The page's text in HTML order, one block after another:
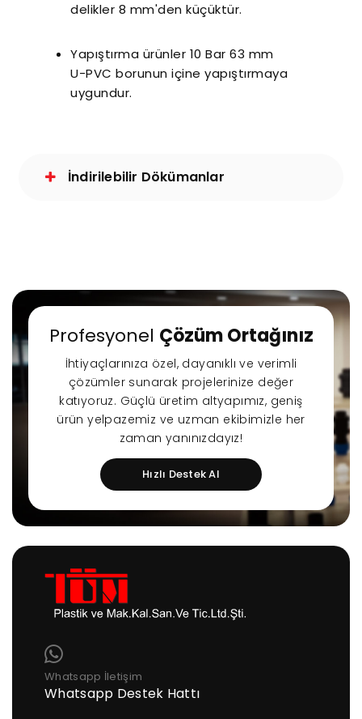
delikler 8 mm'den küçüktür.
Yapıştırma ürünler 10 Bar 63 mm
U-PVC borunun içine yapıştırmaya
uygundur.
İndirilebilir Dökümanlar
Profesyonel Çözüm Ortağınız
İhtiyaçlarınıza özel, dayanıklı ve verimli
çözümler sunarak projelerinize değer
katıyoruz. Güçlü üretim altyapımız, geniş
ürün yelpazemiz ve uzman ekibimizle her
zaman yanınızdayız!
Hızlı Destek Al
Whatsapp İletişim
Whatsapp Destek Hattı